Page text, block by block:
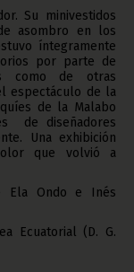
Su minivestidos
asombro en los
íntegramente
por parte de
como de otras
espectáculo de la
de la Malabo
de diseñadores
Una exhibición
que volvió a
Ela Ondo e Inés
Ecuatorial (D. G.